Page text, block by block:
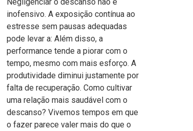
inofensivo. A exposição contínua ao
estresse sem pausas adequadas
pode levar a: Além disso, a
performance tende a piorar com o
tempo, mesmo com mais esforço. A
produtividade diminui justamente por
falta de recuperação. Como cultivar
uma relação mais saudável com o
descanso? Vivemos tempos em que
o fazer parece valer mais do que o